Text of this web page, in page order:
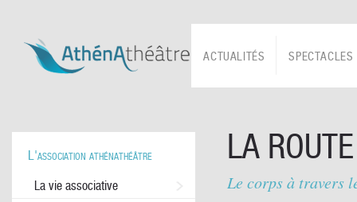
SPECTACLES
ACTUALITÉS
L'association athénathéâtre
La vie associative
LA
Le corps à travers